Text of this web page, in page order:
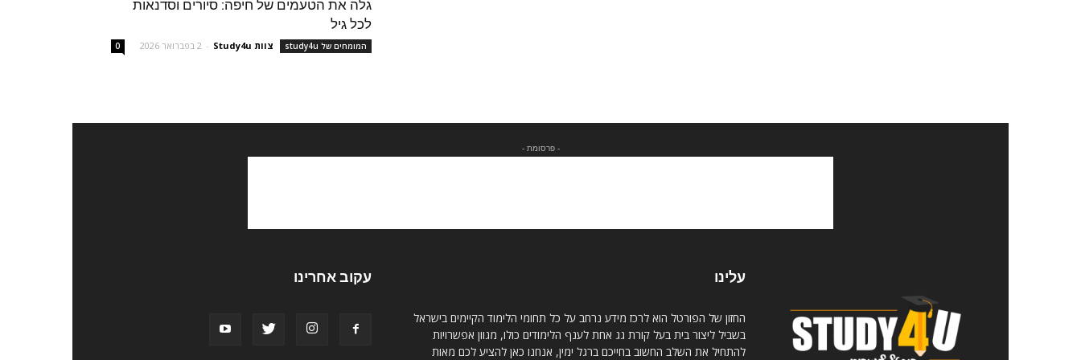
גלה את הטעמים של חיפה: סיורים וסדנאות
לכל גיל
המומחים של study4u צוות Study4u - 2 בפברואר 2026 0
- פרסומת -
עלינו
החזון של הפורטל הוא לרכז מידע נרחב על כל תחומי הלימוד הקיימים בישראל
בשביל ליצור בית בעל קורת גג אחת לענף הלימודים כולו, מגוון אפשרויות
להתחיל את השלב החשוב בחייכם ברגל ימין, אנחנו כאן להציע לכם מאות
עקוב אחרינו